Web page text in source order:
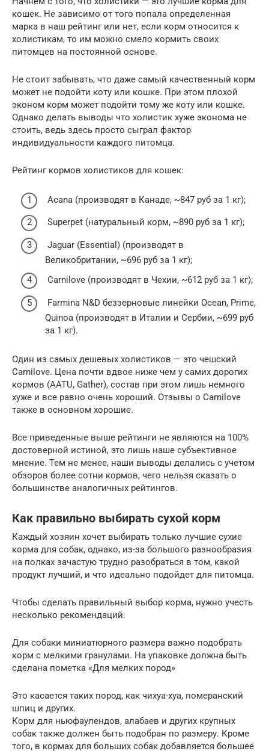
кошек. Не зависимо от того попала определенная
марка в наш рейтинг или нет, если корм относится к
холистикам, то им можно смело кормить своих
питомцев на постоянной основе.
Не стоит забывать, что даже самый качественный корм
может не подойти коту или кошке. При этом плохой
эконом корм может подойти тому же коту или кошке.
Однако делать выводы что холистик хуже эконома не
стоить, ведь здесь просто сыграл фактор
индивидуальности каждого питомца.
Рейтинг кормов холистиков для кошек:
Acana (производят в Канаде, ~847 руб за 1 кг);
Superpet (натуральный корм, ~890 руб за 1 кг);
Jaguar (Essential) (производят в
Великобритании, ~696 руб за 1 кг);
Carnilove (производят в Чехии, ~612 руб за 1 кг);
Farmina N&D беззерновые линейки Ocean, Prime,
Quinoa (производят в Италии и Сербии, ~699 руб
за 1 кг).
Один из самых дешевых холистиков — это чешский
Carnilove. Цена почти вдвое ниже чем у самих дорогих
кормов (AATU, Gather), состав при этом лишь немного
хуже и все равно очень хороший. Отзывы о Carnilove
также в основном хорошие.
Все приведенные выше рейтинги не являются на 100%
достоверной истиной, это лишь наше субъективное
мнение. Тем не менее, наши выводы делались с учетом
обзоров более сотни кормов, чего нельзя сказать о
большинстве аналогичных рейтингов.
Как правильно выбирать сухой корм
Каждый хозяин хочет выбирать только лучшие сухие
корма для собак, однако, из-за большого разнообразия
на полках зачастую трудно разобраться в том, какой
продукт лучший, и что идеально подойдет для питомца.
Чтобы сделать правильный выбор корма, нужно учесть
несколько рекомендаций:
Для собаки миниатюрного размера важно подобрать
корм с мелкими гранулами. На упаковке должна быть
сделана пометка «Для мелких пород»
Это касается таких пород, как чихуа-хуа, померанский
шпиц и других.
Корм для ньюфаулендов, алабаев и других крупных
собак также должен быть подобран по размеру. Кроме
того, в кормах для больших собак добавляется большее